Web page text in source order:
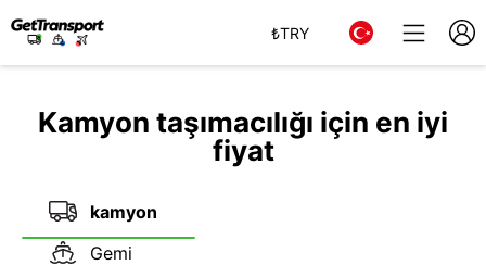
₺TRY
Kamyon taşımacılığı için en iyi
fiyat
kamyon
Gemi